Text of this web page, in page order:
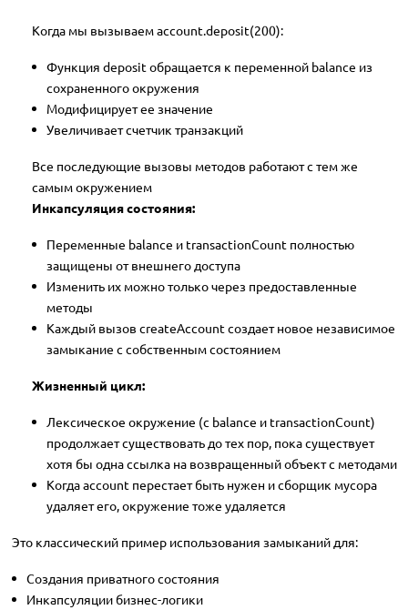
Когда мы вызываем account.deposit(200):
Функция deposit обращается к переменной balance из
сохраненного окружения
Модифицирует ее значение
Увеличивает счетчик транзакций
Все последующие вызовы методов работают с тем же
самым окружением
Инкапсуляция состояния:
Переменные balance и transactionCount полностью
защищены от внешнего доступа
Изменить их можно только через предоставленные
методы
Каждый вызов createAccount создает новое независимое
замыкание с собственным состоянием
Жизненный цикл:
Лексическое окружение (с balance и transactionCount)
продолжает существовать до тех пор, пока существует
хотя бы одна ссылка на возвращенный объект с методами
Когда account перестает быть нужен и сборщик мусора
удаляет его, окружение тоже удаляется
Это классический пример использования замыканий для:
Создания приватного состояния
Инкапсуляции бизнес-логики